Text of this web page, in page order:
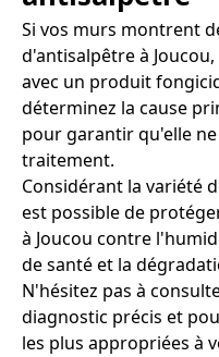
Si vos murs montrent
d'antisalpêtre à
avec un produit
déterminez la cause
pour garantir qu'elle
traitement.
Considérant la variété
est possible de
à Joucou contre
de santé et la
N'hésitez pas à
diagnostic précis et
les plus appropriées à